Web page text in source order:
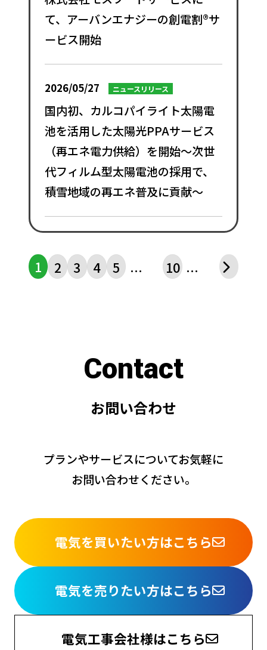
て、アーバンエナジーの創電割®サ
ービス開始
2026/05/27 ニュースリリース
国内初、カルコパイライト太陽電
池を活用した太陽光PPAサービス
（再エネ電力供給）を開始～次世
代フィルム型太陽電池の採用で、
積雪地域の再エネ普及に貢献～
1 2 3 4 5 ... 10 ... »
Contact
お問い合わせ
プランやサービスについてお気軽に
お問い合わせください。
電気を買いたい方はこちら
電気を売りたい方はこちら
電気工事会社様はこちら